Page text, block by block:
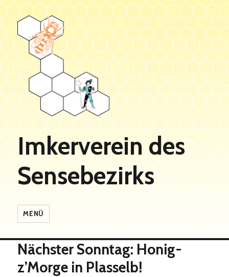
Imkerverein des
Sensebezirks
MENÜ
Nächster Sonntag: Honig-
z’Morge in Plasselb!